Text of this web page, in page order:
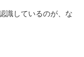
識しているのが、な